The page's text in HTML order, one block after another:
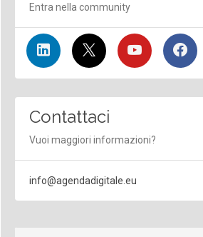
Entra nella community
Contattaci
Vuoi maggiori informazioni?
info@agendadigitale.eu